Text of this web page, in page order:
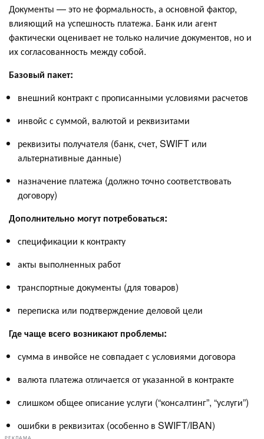
Документы — это не формальность, а основной фактор,
влияющий на успешность платежа. Банк или агент
фактически оценивает не только наличие документов, но и
их согласованность между собой.
Базовый пакет:
внешний контракт с прописанными условиями расчетов
инвойс с суммой, валютой и реквизитами
реквизиты получателя (банк, счет, SWIFT или
альтернативные данные)
назначение платежа (должно точно соответствовать
договору)
Дополнительно могут потребоваться:
спецификации к контракту
акты выполненных работ
транспортные документы (для товаров)
переписка или подтверждение деловой цели
Где чаще всего возникают проблемы:
сумма в инвойсе не совпадает с условиями договора
валюта платежа отличается от указанной в контракте
слишком общее описание услуги (“консалтинг”, “услуги”)
ошибки в реквизитах (особенно в SWIFT/IBAN)